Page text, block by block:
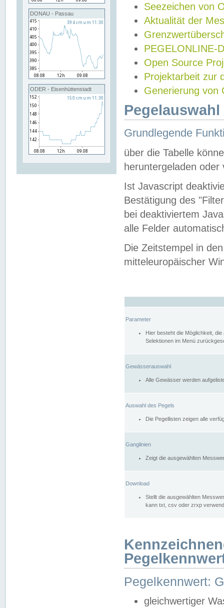
DONAU - Passau
ODER - Eisenhüttenstadt
Seezeichen von
Aktualität der
PEGELONLINE-
Open Source
Projektarbeit zur
Generierung von
Grundlegende
über die Tabelle
heruntergeladen oder
Ist Javascript
Bestätigung des
bei deaktiviertem
alle Felder
Die Zeitstempel in
mitteleuropäischer
Parameter
Hier besteht die Möglichkeit,
Selektionen im Menü
Gewässerauswahl
Alle Gewässer werden
Auswahl des Pegels
Die Pegellisten zeigen alle
Ganglinien
Zeigt die ausgewählten
Download
Stellt die ausgewählten
kann txt, csv oder zrxp
Pegelkennwert:
gleichwertiger